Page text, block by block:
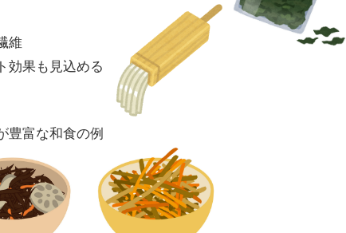
維
効果も見込める
豊富な和食の例